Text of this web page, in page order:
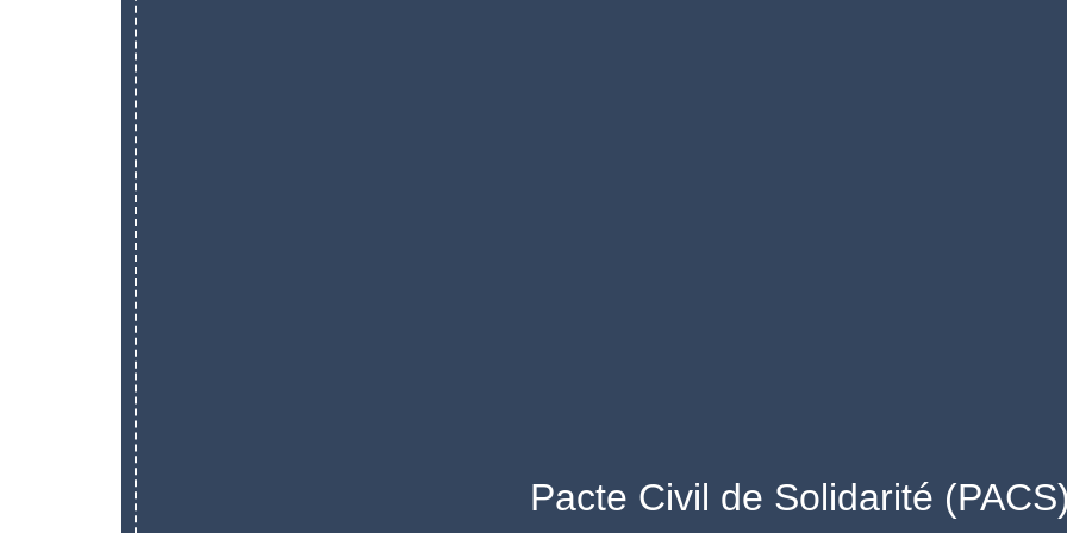
Pacte Civil de Solidarité